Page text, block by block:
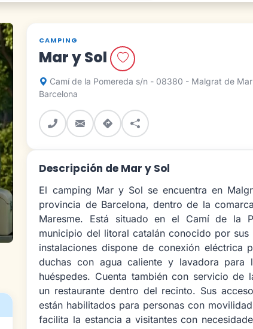
CAMPING
Mar y Sol
Camí de la Pomereda s/n - 08380 - Malgrat de Mar
Barcelona
Descripción de Mar y Sol
El camping Mar y Sol se encuentra en
provincia de Barcelona, dentro de la
Maresme. Está situado en el Camí de la
municipio del litoral catalán conocido por sus
instalaciones dispone de conexión eléctrica
duchas con agua caliente y lavadora para
huéspedes. Cuenta también con servicio de
un restaurante dentro del recinto. Sus
están habilitados para personas con
facilita la estancia a visitantes con